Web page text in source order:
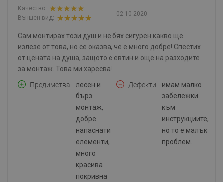
02-10-2020
Качество:
Външен вид:
Сам монтирах този душ и не бях сигурен какво ще
излезе от това, но се оказва, че е много добре! Спестих
от цената на душа, защото е евтин и още на разходите
за монтаж. Това ми харесва!
Предимства
лесен и
бърз
монтаж,
добре
напаснати
елементи,
много
красива
покривна
Дефекти
имам малко
забележки
към
инструкциите,
но то е малък
проблем.